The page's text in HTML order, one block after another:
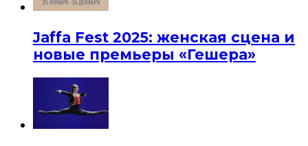
Jaffa Fest 2025: женская сцена и
новые премьеры «Гешера»